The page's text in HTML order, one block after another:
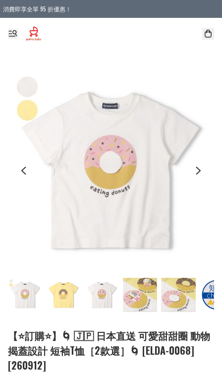
消費即享全單 95 折優惠！
購物滿 HKD 900.00即享免運費優惠！（適用於 本地送貨、本地取貨 )
【⭐訂購⭐】🌀 🇯🇵 日本直送 可愛甜甜圈 動物
揭蓋設計 短袖T恤［2款選］🌀 [ELDA-0068]
[260912]